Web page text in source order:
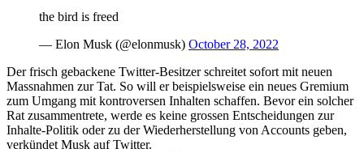
the bird is freed
— Elon Musk (@elonmusk) October 28, 2022
Der frisch gebackene Twitter-Besitzer schreitet sofort mit neuen
Massnahmen zur Tat. So will er beispielsweise ein neues Gremium
zum Umgang mit kontroversen Inhalten schaffen. Bevor ein solcher
Rat zusammentrete, werde es keine grossen Entscheidungen zur
Inhalte-Politik oder zu der Wiederherstellung von Accounts geben,
verkündet Musk auf Twitter.